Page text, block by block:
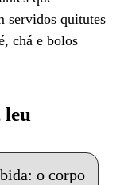
servidos quitutes
chá e bolos
leu
o corpo